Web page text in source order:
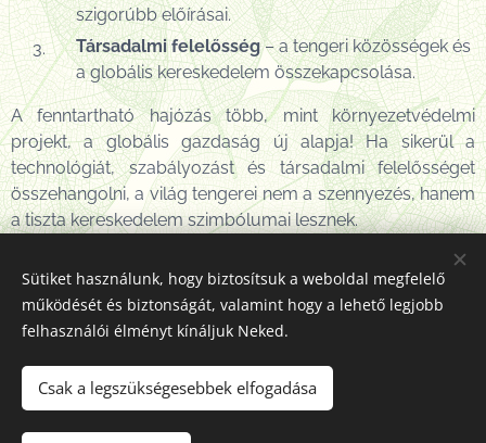
szigorúbb előírásai.
Társadalmi felelősség– a tengeri közösségek és
a globális kereskedelem összekapcsolása.
A fenntartható hajózás több, mint környezetvédelmi
projekt, a globális gazdaság új alapja! Ha sikerül a
technológiát, szabályozást és társadalmi felelősséget
összehangolni, a világ tengerei nem a szennyezés, hanem
a tiszta kereskedelem szimbólumai lesznek.
Gondoljuk hát végig a Kolumbusz Kristóf adta
lehetőségeketMinden akadályt és zavaró tényezőt
legyőzve az ember csalhatatlanul megérkezhet
választott céljához vagy rendeltetési helyéhez.
Sütiket használunk, hogy biztosítsuk a weboldal megfelelő
működését és biztonságát, valamint hogy a lehető legjobb
felhasználói élményt kínáljuk Neked.
Csak a legszükségesebbek elfogadása